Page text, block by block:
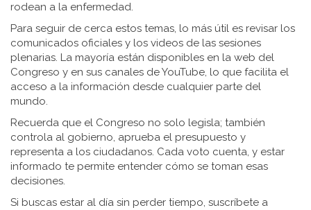
rodean a la enfermedad.
Para seguir de cerca estos temas, lo más útil es revisar los
comunicados oficiales y los videos de las sesiones
plenarias. La mayoría están disponibles en la web del
Congreso y en sus canales de YouTube, lo que facilita el
acceso a la información desde cualquier parte del
mundo.
Recuerda que el Congreso no solo legisla; también
controla al gobierno, aprueba el presupuesto y
representa a los ciudadanos. Cada voto cuenta, y estar
informado te permite entender cómo se toman esas
decisiones.
Si buscas estar al día sin perder tiempo, suscríbete a